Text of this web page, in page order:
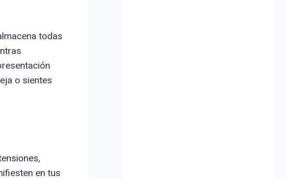
todas
o sientes
en tus